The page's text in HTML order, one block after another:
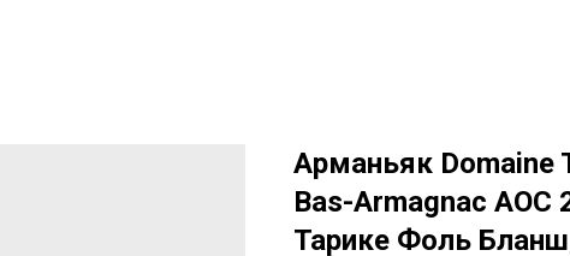
Арманьяк Domaine
Bas-Armagnac
Тарике Фоль